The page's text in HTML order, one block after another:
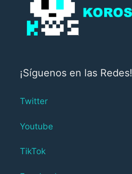
¡Síguenos en las Redes!
Twitter
Youtube
TikTok